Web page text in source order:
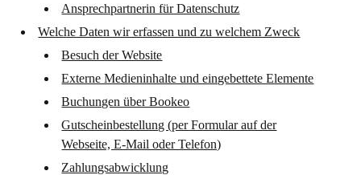
Ansprechpartnerin für Datenschutz
Welche Daten wir erfassen und zu welchem Zweck
Besuch der Website
Externe Medieninhalte und eingebettete Elemente
Buchungen über Bookeo
Gutscheinbestellung (per Formular auf der
Webseite, E-Mail oder Telefon)
Zahlungsabwicklung